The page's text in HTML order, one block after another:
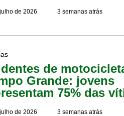
de 2026 3 semanas atrás
de
Grande: jovens
75% das
de 2026 3 semanas atrás